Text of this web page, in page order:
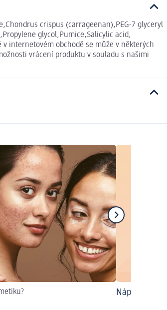
crispus (carrageenan),PEG-7 glyceryl
glycol,Pumice,Salicylic acid,
internetovém obchodě se může v některých
vrácení produktu v souladu s našimi
Náplasti na